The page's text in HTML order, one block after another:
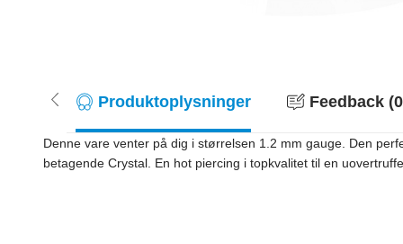
Produktoplysninger Feedback
Denne vare venter på dig i størrelsen 1.2 mm gauge. Den
betagende Crystal. En hot piercing i topkvalitet til en